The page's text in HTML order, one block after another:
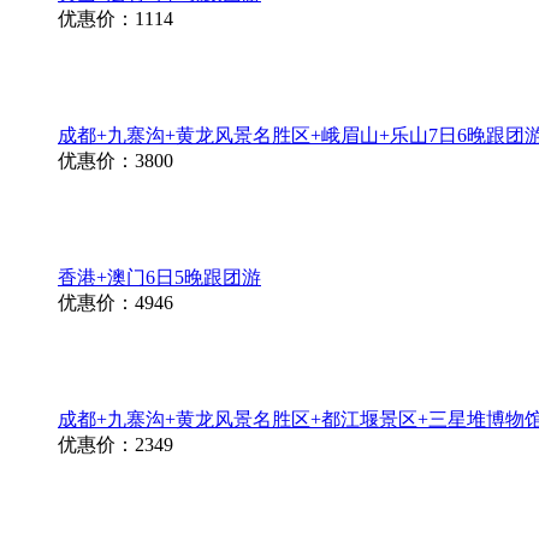
优惠价：1114
成都+九寨沟+黄龙风景名胜区+峨眉山+乐山7日6晚跟团
优惠价：3800
香港+澳门6日5晚跟团游
优惠价：4946
成都+九寨沟+黄龙风景名胜区+都江堰景区+三星堆博物
优惠价：2349